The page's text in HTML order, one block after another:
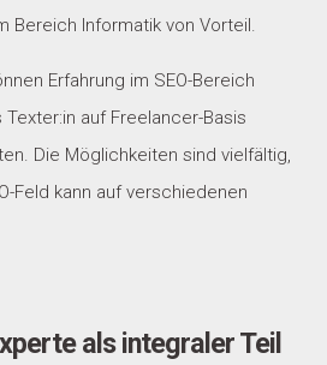
Bereich Informatik von Vorteil.
Erfahrung im SEO-Bereich
auf Freelancer-Basis
Die Möglichkeiten sind vielfältig,
Feld kann auf verschiedenen
als integraler Teil